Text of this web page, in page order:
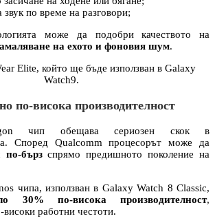
по време на разговори;
може да подобри качеството на
на ехото и фоновия шум.
по-висока производителност
чип обещава сериозен скок в
Според Qualcomm процесорът може да
по-бързспрямо предишното поколение на
чипа, използван в Galaxy Watch 8 Classic,
30% по-висока производителност,
високи работни честоти.